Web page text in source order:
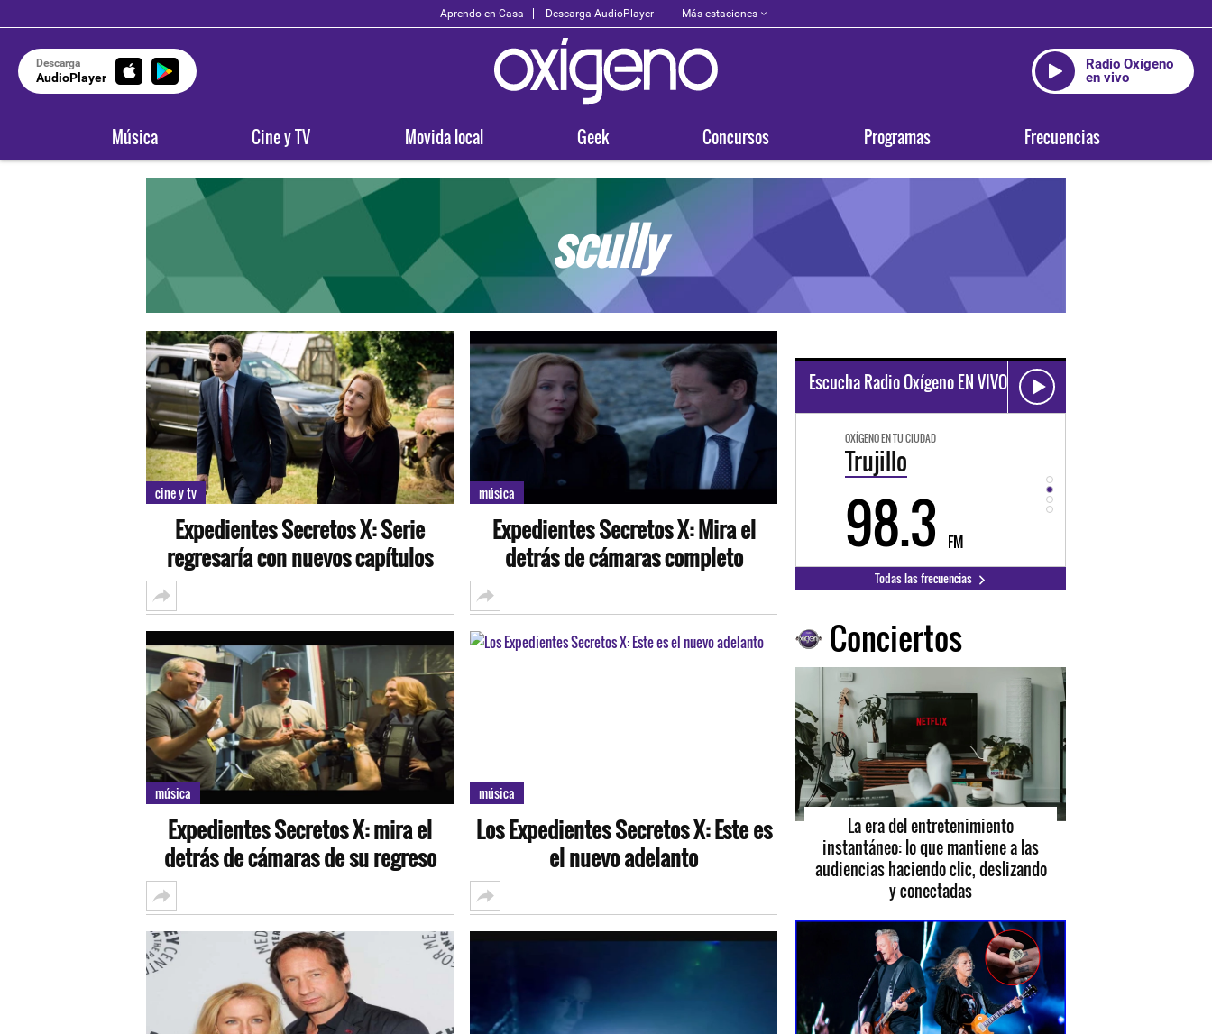
Aprendo en Casa Descarga AudioPlayer Más estaciones
Descarga
AudioPlayer
Radio Oxígeno
en vivo
Música Cine y TV Movida local Geek Concursos Programas Frecuencias
scully
cine y tv
Expedientes Secretos X: Serie
regresaría con nuevos capítulos
música
Expedientes Secretos X: mira el
detrás de cámaras de su regreso
música
Expedientes Secretos X: Mira el
detrás de cámaras completo
música
Los Expedientes Secretos X: Este es
el nuevo adelanto
Escucha Radio Oxígeno EN VIVO
OXÍGENO EN TU CIUDAD
Arequipa
93.5 FM
OXÍGENO EN TU CIUDAD
Trujillo
98.3 FM 94.3
Todas las frecuencias
Conciertos
La era del entretenimiento
instantáneo: lo que mantiene a las
audiencias haciendo clic, deslizando
y conectadas